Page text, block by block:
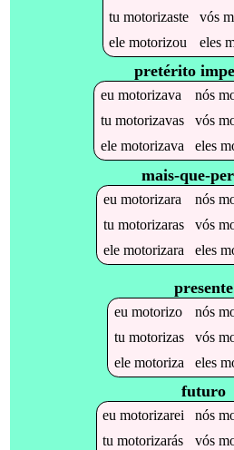
tumotorizaste vós
elemotorizou eles
pretérito
eu motorizava nós
tu motorizavas vós
ele motorizava eles
mais-que-
eu motorizara nós
tu motorizaras vós
ele motorizara eles
presente
eu motorizo nós
tu motorizas vós
ele motoriza eles
futuro
eumotorizarei nós
tumotorizarás vós